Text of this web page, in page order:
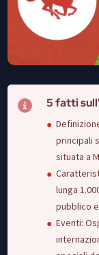
5 fatti
principali
situata a
lunga
pubblico
Eventi: